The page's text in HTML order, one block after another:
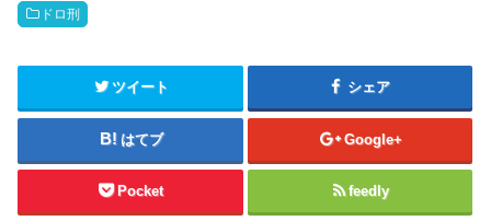
ドロ刑
ツイート シェア
はてブ Google+
Pocket feedly